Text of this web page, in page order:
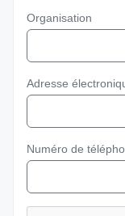
Organisation
Adresse
Numéro de